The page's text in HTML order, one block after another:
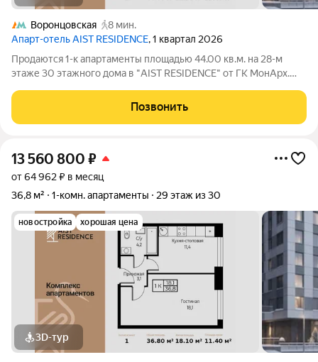
Воронцовская
8 мин.
Апарт-отель AIST RESIDENCE, 1 квартал 2026
Продаются 1-к апартаменты площадью 44.00 кв.м. на 28-м
этаже 30 этажного дома в "AIST RESIDENCE" от ГК МонАрх.
стремится к гармонии между динамичной городской жизнью и
отдыхом на природе.
Позвонить
13 560 800 ₽
от 64 962 ₽ в месяц
36,8 м²
1-комн. апартаменты 29 этаж из 30
новостройка хорошая цена
3D-тур